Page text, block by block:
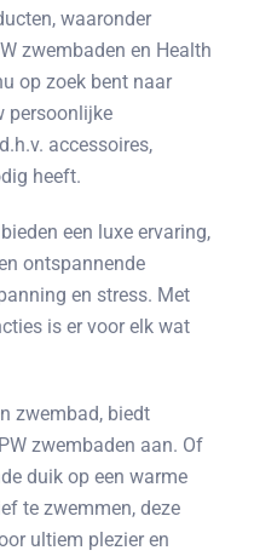
waaronder
zwembaden en Health
op zoek bent naar
persoonlijke
accessoires,
heeft.
een luxe ervaring,
ontspannende
en stress. Met
is er voor elk wat
zwembad, biedt
zwembaden aan. Of
duik op een warme
te zwemmen, deze
ultiem plezier en